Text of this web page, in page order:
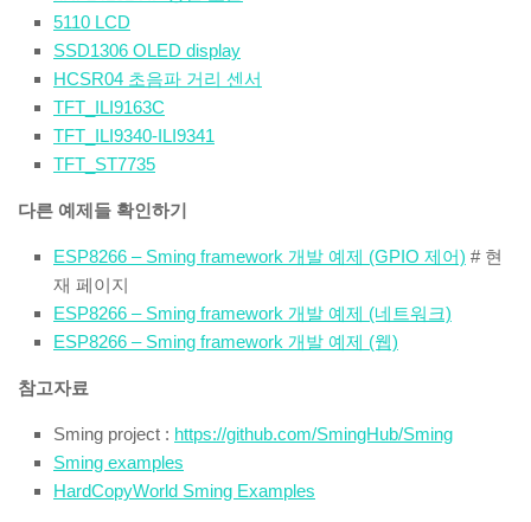
5110 LCD
SSD1306 OLED display
HCSR04 초음파 거리 센서
TFT_ILI9163C
TFT_ILI9340-ILI9341
TFT_ST7735
다른 예제들 확인하기
ESP8266 – Sming framework 개발 예제 (GPIO 제어) # 현
재 페이지
ESP8266 – Sming framework 개발 예제 (네트워크)
ESP8266 – Sming framework 개발 예제 (웹)
참고자료
Sming project : https://github.com/SmingHub/Sming
Sming examples
HardCopyWorld Sming Examples